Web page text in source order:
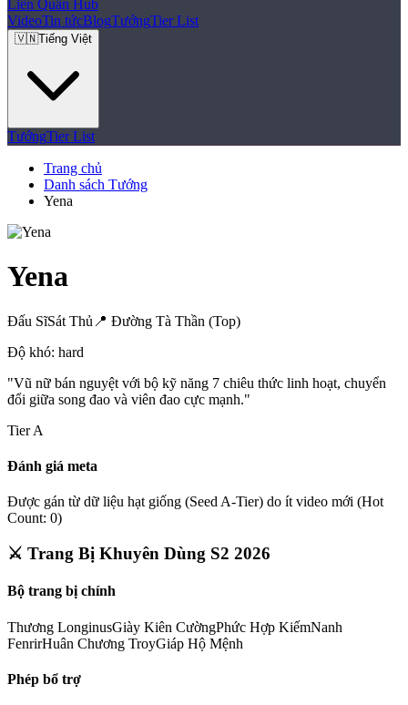
Liên Quân Hub
VideoTin tứcBlogTướngTier List
🇻🇳Tiếng Việt
TướngTier List
Trang chủ
Danh sách Tướng
Yena
Yena
Đấu SĩSát Thủ 📍 Đường Tà Thần (Top)
Độ khó: hard
"Vũ nữ bán nguyệt với bộ kỹ năng 7 chiêu thức linh hoạt, chuyển
đổi giữa song đao và viên đao cực mạnh."
TierA
Đánh giá meta
Được gán từ dữ liệu hạt giống (Seed A-Tier) do ít video mới (Hot
Count: 0)
⚔️ Trang Bị Khuyên Dùng S2 2026
Bộ trang bị chính
Thương LonginusGiày Kiên CườngPhức Hợp KiếmNanh
FenrirHuân Chương TroyGiáp Hộ Mệnh
Phép bổ trợ